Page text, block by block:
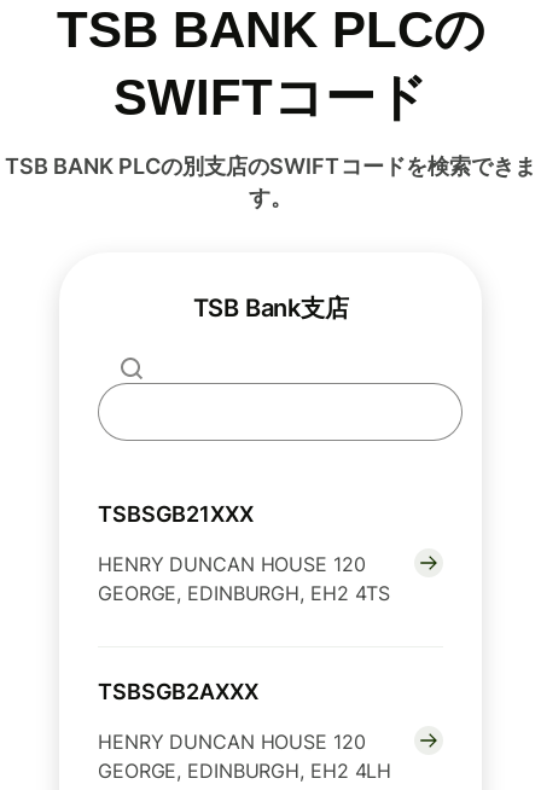
TSB BANK PLCの
SWIFTコード
TSB BANK PLCの別支店のSWIFTコードを検索できま
す。
TSB Bank支店
TSBSGB21XXX
HENRY DUNCAN HOUSE 120
GEORGE, EDINBURGH, EH2 4TS
TSBSGB2AXXX
HENRY DUNCAN HOUSE 120
GEORGE, EDINBURGH, EH2 4LH